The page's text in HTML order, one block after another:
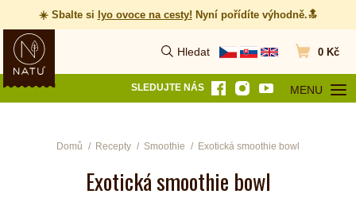
☀️ Sbalte si lyo ovoce na cesty! Nyní pořídíte výhodně.🔝
Hledat
Vyhledat Přejít do
0 Kč
SLEDUJTE NÁS MENU
OTEVŘÍT
Domů Recepty Smoothie Exotická smoothie bowl
Exotická smoothie bowl